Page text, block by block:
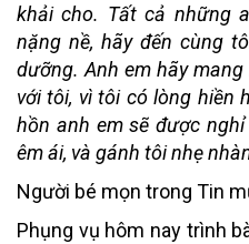
khải cho. Tất cả những
nặng nề, hãy đến cùng
dưỡng. Anh em hãy
với tôi, vì tôi có lòng hiền
hồn anh em sẽ được
êm ái, và gánh tôi nhẹ
Người bé mọn trong Tin
Phụng vụ hôm nay trình